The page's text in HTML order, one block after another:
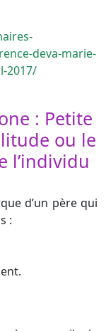
deva-marie-
2017/
: Petite
ou le
l’individu
d’un père qui
: